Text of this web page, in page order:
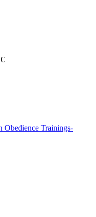
€
Obedience Trainings-